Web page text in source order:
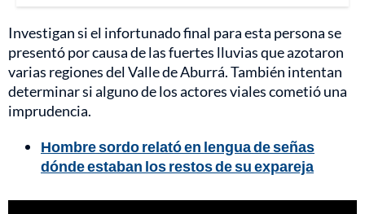
Investigan si el infortunado final para esta persona se
presentó por causa de las fuertes lluvias que azotaron
varias regiones del Valle de Aburrá. También intentan
determinar si alguno de los actores viales cometió una
imprudencia.
Hombre sordo relató en lengua de señas
dónde estaban los restos de su expareja